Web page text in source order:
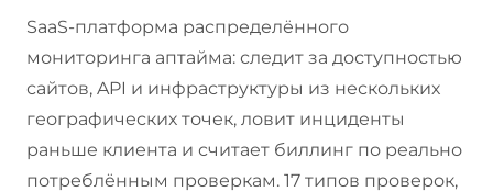
SaaS-платформа распределённого
мониторинга аптайма: следит за доступностью
сайтов, API и инфраструктуры из нескольких
географических точек, ловит инциденты
раньше клиента и считает биллинг по реально
потреблённым проверкам. 17 типов проверок,